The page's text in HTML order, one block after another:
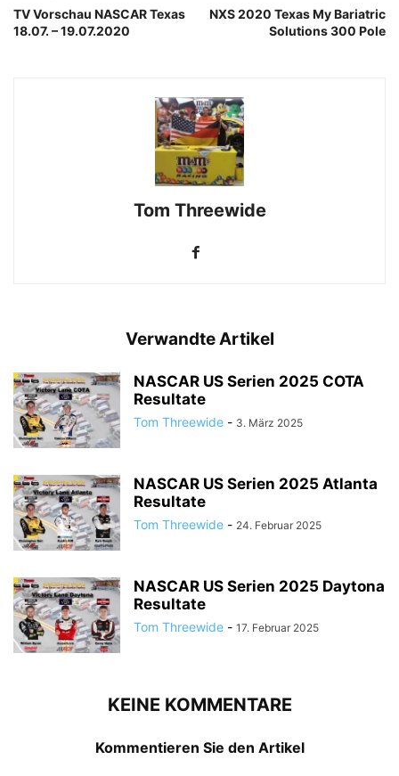
TV Vorschau NASCAR Texas
18.07. – 19.07.2020
NXS 2020 Texas My Bariatric
Solutions 300 Pole
Tom Threewide
Verwandte Artikel
NASCAR US Serien 2025 COTA
Resultate
Tom Threewide - 3. März 2025
NASCAR US Serien 2025 Atlanta
Resultate
Tom Threewide - 24. Februar 2025
NASCAR US Serien 2025 Daytona
Resultate
Tom Threewide - 17. Februar 2025
KEINE KOMMENTARE
Kommentieren Sie den Artikel